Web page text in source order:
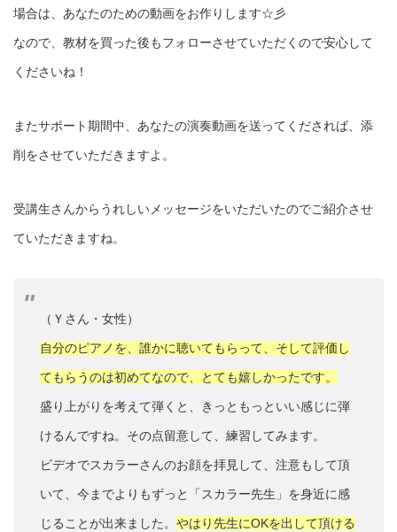
場合は、あなたのための動画をお作りします☆彡
なので、教材を買った後もフォローさせていただくので安心して
くださいね！
またサポート期間中、あなたの演奏動画を送ってくだされば、添
削をさせていただきますよ。
受講生さんからうれしいメッセージをいただいたのでご紹介させ
ていただきますね。
（Ｙさん・女性）
自分のピアノを、誰かに聴いてもらって、そして評価し
てもらうのは初めてなので、とても嬉しかったです。
盛り上がりを考えて弾くと、きっともっといい感じに弾
けるんですね。その点留意して、練習してみます。
ビデオでスカラーさんのお顔を拝見して、注意もして頂
いて、今までよりもずっと「スカラー先生」を身近に感
じることが出来ました。 やはり先生にOKを出して頂ける